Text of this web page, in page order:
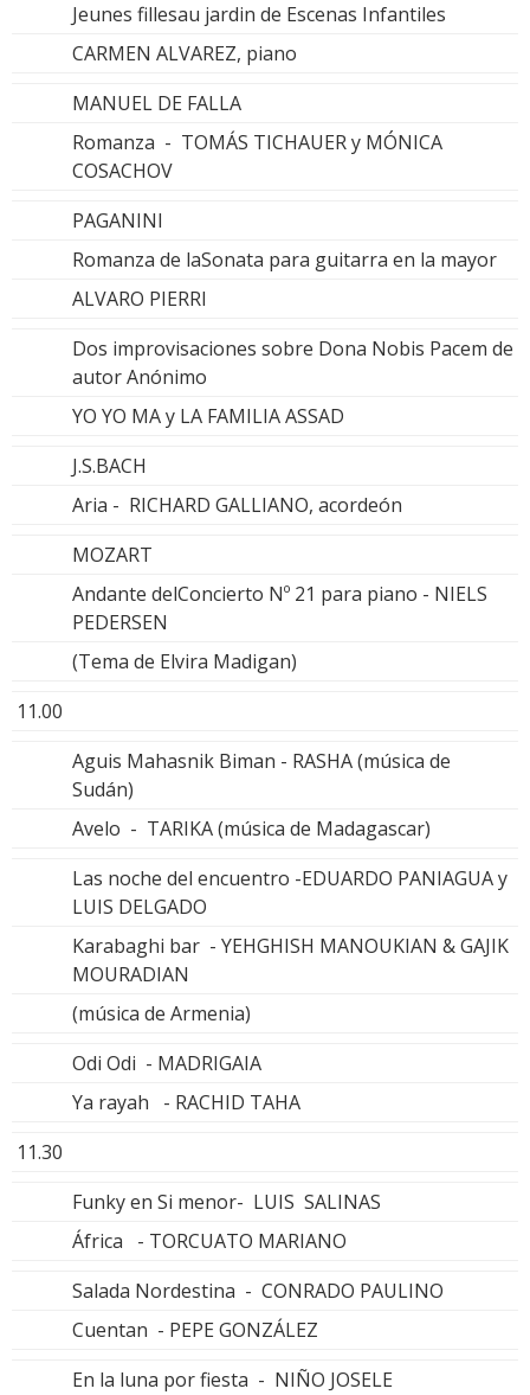
Jeunes fillesau jardin de Escenas Infantiles
CARMEN ALVAREZ, piano
MANUEL DE FALLA
Romanza - TOMÁS TICHAUER y MÓNICA
COSACHOV
PAGANINI
Romanza de laSonata para guitarra en la mayor
ALVARO PIERRI
Dos improvisaciones sobre Dona Nobis Pacem de
autor Anónimo
YO YO MA y LA FAMILIA ASSAD
J.S.BACH
Aria - RICHARD GALLIANO, acordeón
MOZART
Andante delConcierto Nº 21 para piano - NIELS
PEDERSEN
(Tema de Elvira Madigan)
11.00
Aguis Mahasnik Biman - RASHA (música de
Sudán)
Avelo - TARIKA (música de Madagascar)
Las noche del encuentro -EDUARDO PANIAGUA y
LUIS DELGADO
Karabaghi bar - YEHGHISH MANOUKIAN & GAJIK
MOURADIAN
(música de Armenia)
Odi Odi - MADRIGAIA
Ya rayah - RACHID TAHA
11.30
Funky en Si menor- LUIS SALINAS
África - TORCUATO MARIANO
Salada Nordestina - CONRADO PAULINO
Cuentan - PEPE GONZÁLEZ
En la luna por fiesta - NIÑO JOSELE